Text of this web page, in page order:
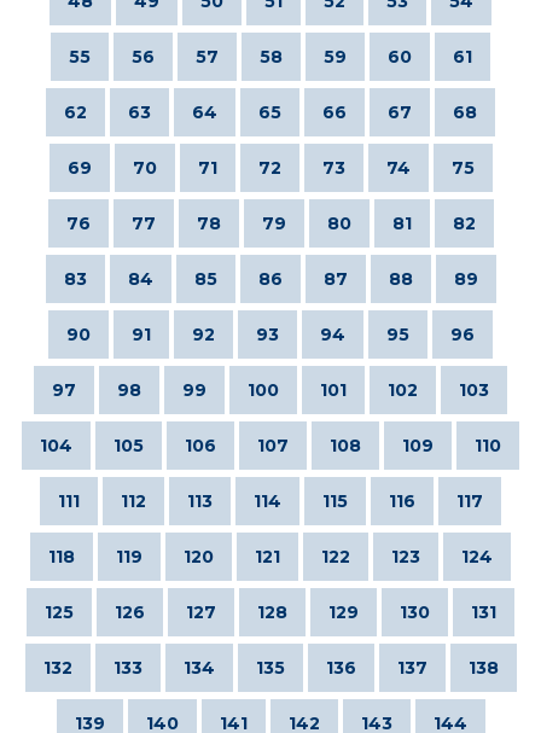
55 56 57 58 59 60 61
62 63 64 65 66 67 68
69 70 71 72 73 74 75
76 77 78 79 80 81 82
83 84 85 86 87 88 89
90 91 92 93 94 95 96
97 98 99 100 101 102 103
104 105 106 107 108 109 110
111 112 113 114 115 116 117
118 119 120 121 122 123 124
125 126 127 128 129 130 131
132 133 134 135 136 137 138
139 140 141 142 143 144